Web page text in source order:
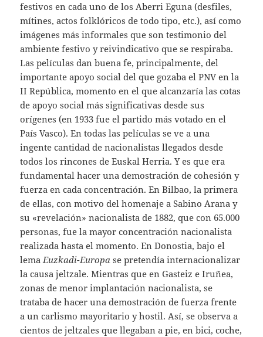
festivos en cada uno de los Aberri Eguna (desfiles,
mítines, actos folklóricos de todo tipo, etc.), así como
imágenes más informales que son testimonio del
ambiente festivo y reivindicativo que se respiraba.
Las películas dan buena fe, principalmente, del
importante apoyo social del que gozaba el PNV en la
II República, momento en el que alcanzaría las cotas
de apoyo social más significativas desde sus
orígenes (en 1933 fue el partido más votado en el
País Vasco). En todas las películas se ve a una
ingente cantidad de nacionalistas llegados desde
todos los rincones de Euskal Herria. Y es que era
fundamental hacer una demostración de cohesióny
fuerza en cada concentración. En Bilbao, la primera
de ellas, con motivo del homenaje a Sabino Arana y
su «revelación» nacionalista de 1882, que con 65.000
personas, fue la mayor concentración nacionalista
realizada hasta el momento. En Donostia, bajo el
lemaEuzkadi-Europa se pretendía internacionalizar
la causa jeltzale. Mientras que en Gasteiz e Iruñea,
zonas de menor implantación nacionalista, se
trataba de hacer una demostración de fuerza frente
a un carlismo mayoritario y hostil. Así, se observa a
cientos de jeltzales que llegaban a pie, en bici, coche,